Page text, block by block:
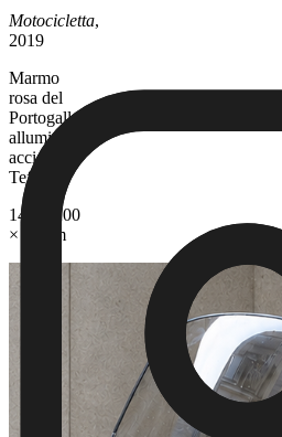
Motocicletta,
2019
Marmo
rosa del
Portogallo,
alluminio,
acciaio e
Teflon
145 × 200
× 45 cm